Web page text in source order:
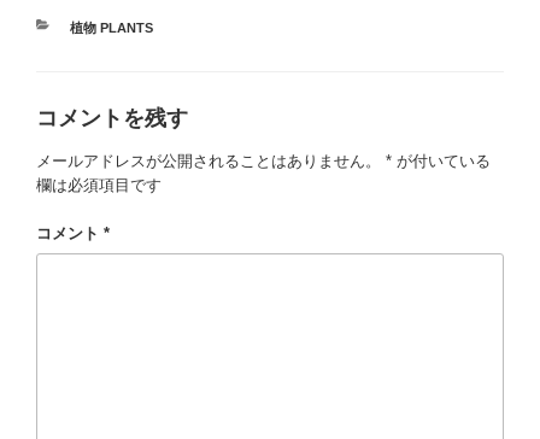
カ
ー
植物 PLANTS
コメントを残す
メールアドレスが公開されることはありません。 * が付いている
欄は必須項目です
コメント *